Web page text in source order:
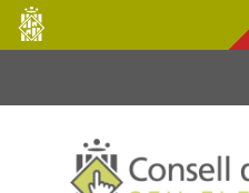
Salta al contingut principal
Consell
de
Mallorca